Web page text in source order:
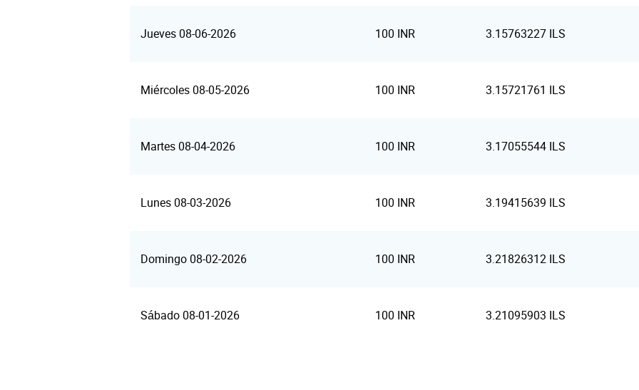
Jueves 08-06-2026 100 INR 3.15763227 ILS
Miércoles 08-05-2026 100 INR 3.15721761 ILS
Martes 08-04-2026 100 INR 3.17055544 ILS
Lunes 08-03-2026 100 INR 3.19415639 ILS
Domingo 08-02-2026 100 INR 3.21826312 ILS
Sábado 08-01-2026 100 INR 3.21095903 ILS